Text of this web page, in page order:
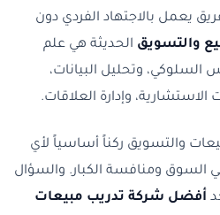
يعمل بالاجتهاد الفردي دون
والتسويق الحديثة هي علم
وتحليل البيانات،
وإدارة العلاقات.
والتسويق ركناً أساسياً لأي
السوق ومنافسة الكبار. والسؤال
أفضل شركة تدريب مبيعات